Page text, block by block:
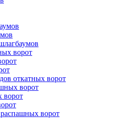
ворот
откатных ворот
ворот
ворот
ворот